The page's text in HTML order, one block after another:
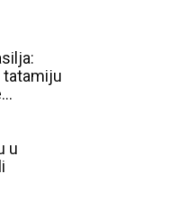
tatamiju
u